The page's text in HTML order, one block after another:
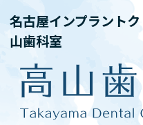
名古屋インプラント
山歯科室